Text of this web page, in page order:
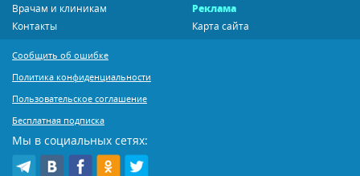
Врачам и клиникам
Реклама
Контакты
Карта сайта
Сообщить об ошибке
Политика конфиденциальности
Пользовательское соглашение
Бесплатная подписка
Мы в социальных сетях: